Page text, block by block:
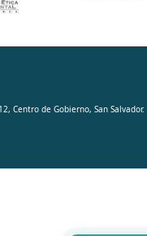
Centro de Gobierno, San Salvador.